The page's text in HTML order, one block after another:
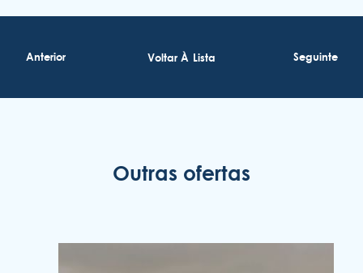
(351) 291 702 003
Anterior Voltar À Lista Seguinte
Outras ofertas